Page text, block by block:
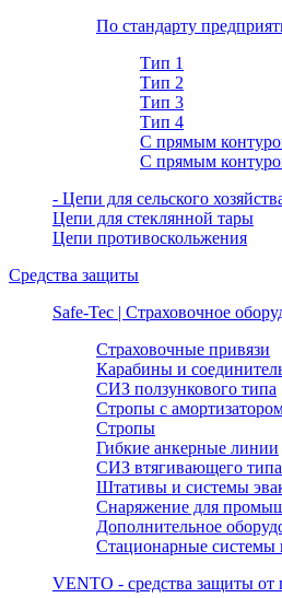
По стандарту
Тип 1
Тип 2
Тип 3
Тип 4
С прямым
С прямым
- Цепи для сельского
Цепи для стеклянной тары
Цепи противоскольжения
Средства защиты
Safe-Tec | Страховочное
Страховочные привязи
Карабины и
СИЗ ползункового типа
Стропы с
Стропы
Гибкие анкерные линии
СИЗ втягивающего типа
Штативы и системы
Снаряжение для
Дополнительное
Стационарные системы
VENTO - средства защиты от